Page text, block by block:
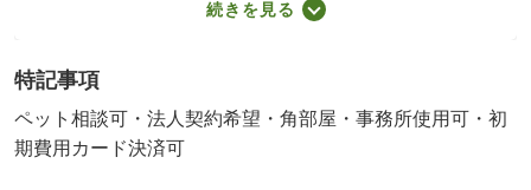
分・国道３号線沿いに立地！ＪＲ黒崎駅や西鉄黒崎バスセ
グストア、商店街もあって便利な住環境！小型犬、猫２匹
まで飼育可能（飼育時条件変更有）！・バイク置場：空な
し・駐輪場：空なし・仲介手数料：８８，０００円/火災保
続きを見る
特記事項
ペット相談可・法人契約希望・角部屋・事務所使用可・初
期費用カード決済可